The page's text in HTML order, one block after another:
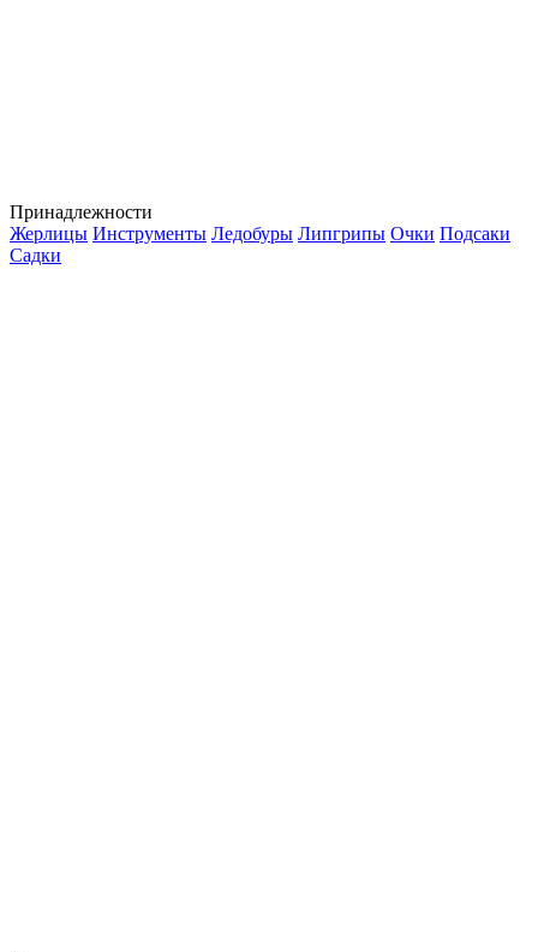
Принадлежности
Жерлицы Инструменты Ледобуры Липгрипы Очки Подсаки
Садки